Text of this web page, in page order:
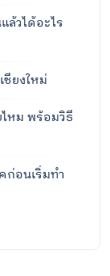
ล้วได้อะไร
ชียงใหม่
ไหม พร้อมวิธี
ก่อนเริ่มทำ